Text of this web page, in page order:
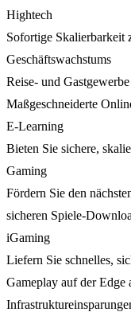
Hightech
Sofortige Skalierbarkeit
Geschäftswachstums
Reise- und Gastgewerbe
Maßgeschneiderte
E-Learning
Bieten Sie sichere,
Gaming
Fördern Sie den
sicheren Spiele-
iGaming
Liefern Sie schnelles,
Gameplay auf der Edge